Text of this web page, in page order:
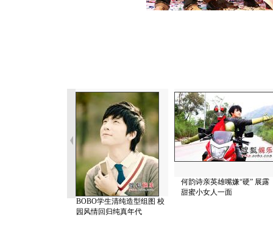
BOBO学生清纯造型组图 校
园风情回归纯真年代
何韵诗亲英雄嘴嫌“硬” 展露
甜蜜小女人一面